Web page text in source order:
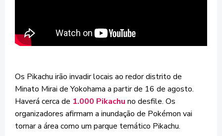
Os Pikachu irão invadir locais ao redor distrito de
Minato Mirai de Yokohama a partir de 16 de agosto.
Haverá cerca de 1.000 Pikachu no desfile. Os
organizadores afirmam a inundação de Pokémon vai
tornar a área como um parque temático Pikachu.